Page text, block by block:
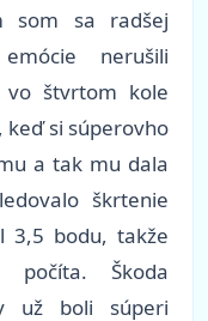
som sa radšej
nerušili
vo štvrtom kole
keď si súperovho
a tak mu dala
škrtenie
3,5 bodu, takže
Škoda
už boli súperi